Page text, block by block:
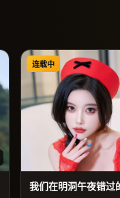
连载中
我们在明洞午夜错过